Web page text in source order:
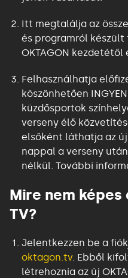
Itt megtalálja az
és programról
OKTAGON
Felhasználhatja
köszönhetően
küzdősportok
verseny élő
elsőként láthatja az
nappal a verseny
nélkül. További
Mire nem képes
TV?
Jelentkezzen be a
oktagon.tv. Ebből
létrehoznia az új